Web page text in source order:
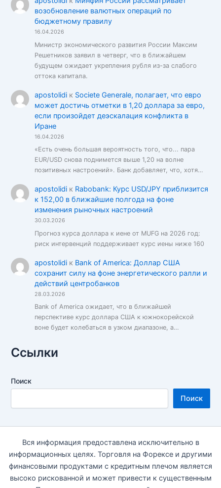
возобновление валютных операций по
бюджетному правилу
16.04.2026
Министр экономического развития России Максим
Решетников заявил в четверг, что в ближайшем
будущем ожидает укрепления рубля из-за слабого
оттока капитала.
apostolidiк Societe Generale, полагает, что евро
может достичь отметки в 1,20 доллара за евро,
если произойдет деэскалация конфликта в
Иране
16.04.2026
«Есть очень большая вероятность того, что... пара
EUR/USD снова поднимется выше 1,20 на волне
позитивных настроений». Банк добавляет, что, хотя…
apostolidiк Rabobank: Курс USD/JPY приблизится
к 152,00 в ближайшие полгода на фоне
изменения рыночных настроений
30.03.2026
Прогноз курса доллара к иене от MUFG на 2026 год:
риск интервенций поддерживает курс иены ниже 160
apostolidiк Bank of America: Доллар США
сохранит силу на фоне энергетического ралли и
действий центробанков
28.03.2026
Bank of America ожидает, что в ближайшей
перспективе курс доллара США к южнокорейской
воне будет колебаться в узком диапазоне, а…
Ссылки
Поиск
Поиск
Вся информация предоставлена исключительно в
информационных целях. Торговля на Форексе и другими
финансовыми продуктами с кредитным плечом является
высоко рискованной и может привести к существенным